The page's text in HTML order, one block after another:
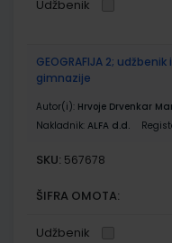
Udžbenik
GEOGRAFIJA 2;
gimnazije
Autor(i): Hrvoje Drvenkar
Nakladnik: ALFA d.d.
SKU: 567678
ŠIFRA OMOTA:
Udžbenik